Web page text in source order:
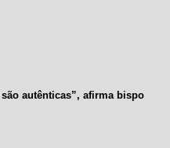
autênticas”, afirma bispo